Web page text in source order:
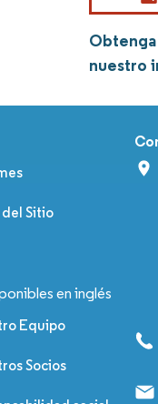
nuestro
del Sitio
en inglés
Equipo
Socios